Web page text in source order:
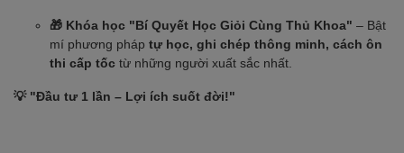
🎁 Khóa học "Bí Quyết Học Giỏi Cùng Thủ Khoa" – Bật
mí phương pháp tự học, ghi chép thông minh, cách ôn
thi cấp tốc từ những người xuất sắc nhất.
💡 "Đầu tư 1 lần – Lợi ích suốt đời!"